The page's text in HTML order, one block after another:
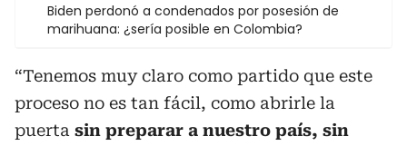
Biden perdonó a condenados por posesión de
marihuana: ¿sería posible en Colombia?
“Tenemos muy claro como partido que este
proceso no es tan fácil, como abrirle la
puerta sin preparar a nuestro país, sin